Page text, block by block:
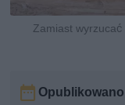
Zamiast wyrzucać